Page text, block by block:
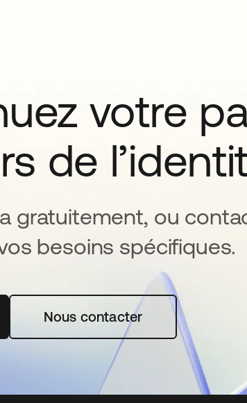
votre
de
gratuitement, ou
besoins spécifiques.
un nouvel onglet
Nous contacter